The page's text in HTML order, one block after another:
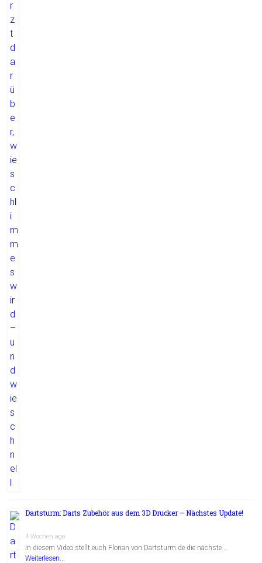
Dartsturm: Darts Zubehör aus dem 3D Drucker – Nächstes Update!
4 Wochen ago
In diesem Video stellt euch Florian von Dartsturm.de die nächste …
Weiterlesen...